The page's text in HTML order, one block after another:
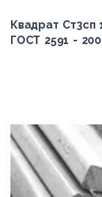
Квадрат
ГОСТ 2591 -